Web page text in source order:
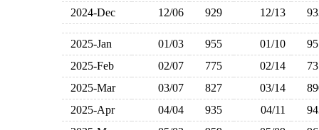
2024-Dec
12/06 929 12/13
2025-Jan 01/03 955 01/10
2025-Feb
02/07 775 02/14
2025-Mar
03/07 827 03/14
2025-Apr
04/04 935 04/11